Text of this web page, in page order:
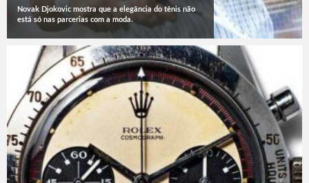
Novak Djokovic mostra que a elegância do tênis não
está só nas parcerias com a moda.